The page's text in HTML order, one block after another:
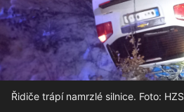
Řidiče trápí namrzlé silnice. Foto: HZS